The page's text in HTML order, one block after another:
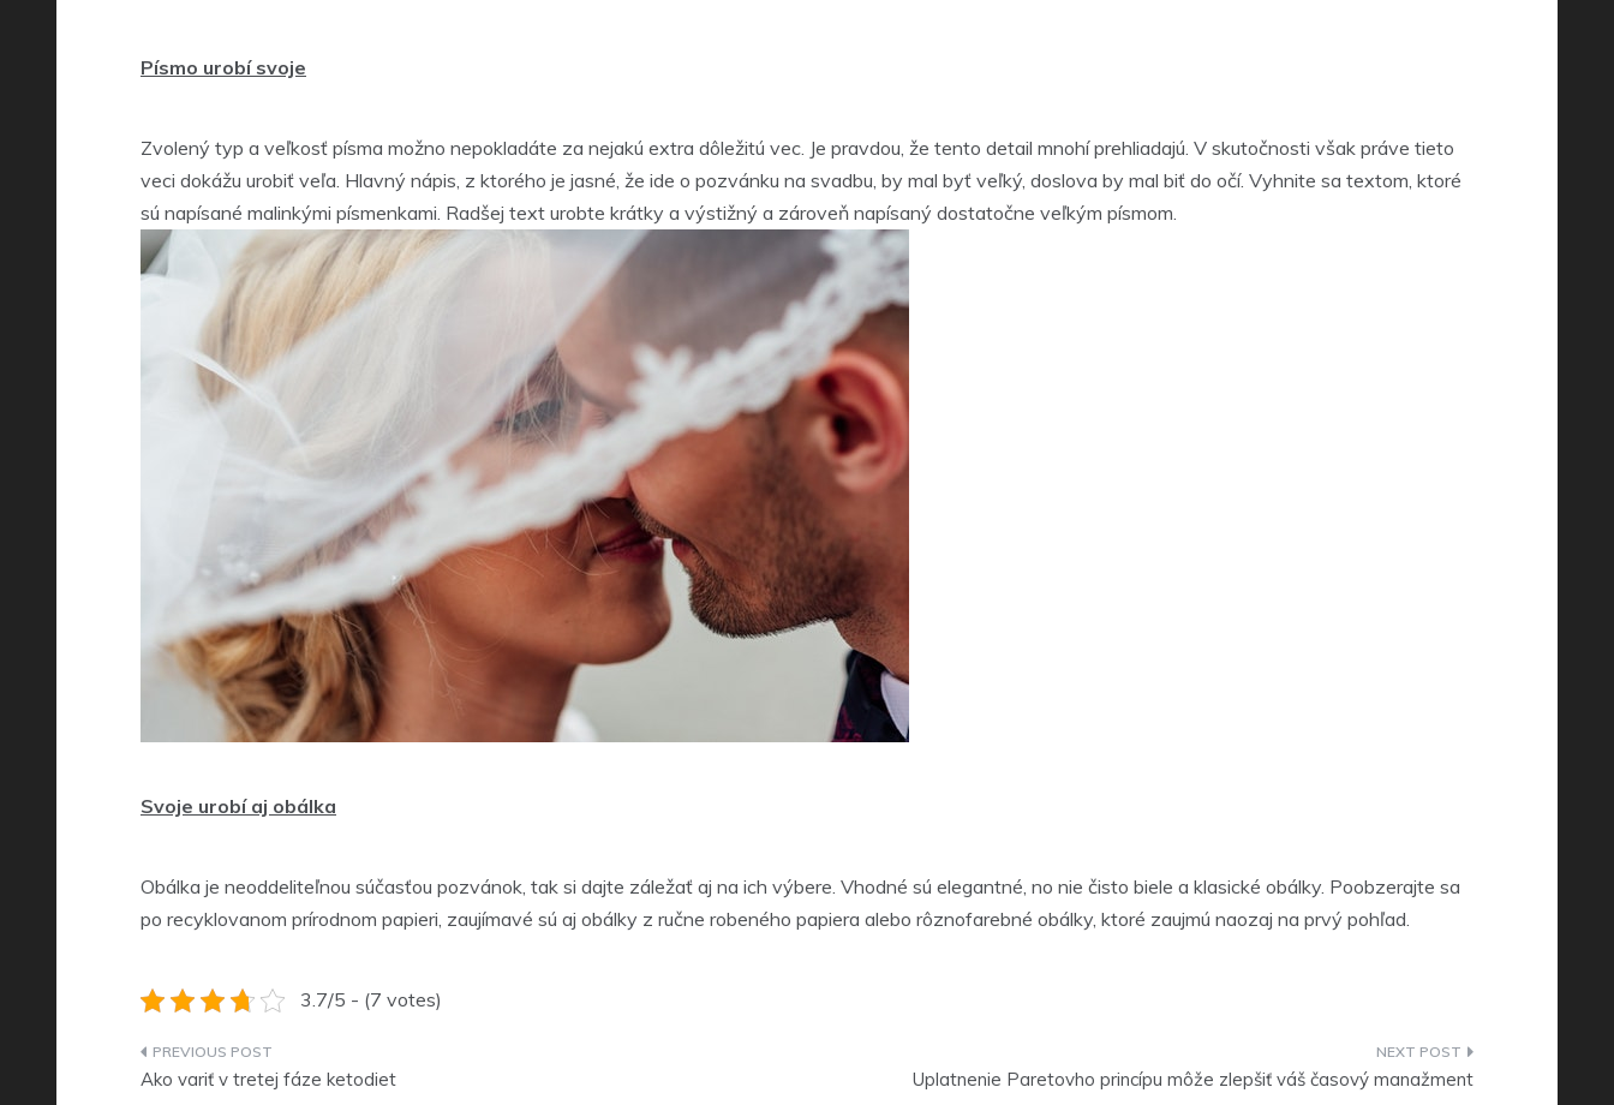
Písmo urobí svoje
Zvolený typ a veľkosť písma možno nepokladáte za nejakú extra dôležitú vec. Je pravdou, že tento detail mnohí prehliadajú. V skutočnosti však práve tieto
veci dokážu urobiť veľa. Hlavný nápis, z ktorého je jasné, že ide o pozvánku na svadbu, by mal byť veľký, doslova by mal biť do očí. Vyhnite sa textom, ktoré
sú napísané malinkými písmenkami. Radšej text urobte krátky a výstižný a zároveň napísaný dostatočne veľkým písmom.
Svoje urobí aj obálka
Obálka je neoddeliteľnou súčasťou pozvánok, tak si dajte záležať aj na ich výbere. Vhodné sú elegantné, no nie čisto biele a klasické obálky. Poobzerajte sa
po recyklovanom prírodnom papieri, zaujímavé sú aj obálky z ručne robeného papiera alebo rôznofarebné obálky, ktoré zaujmú naozaj na prvý pohľad.
3.7/5 - (7 votes)
Navigace
Ako variť v tretej fáze ketodiet Uplatnenie Paretovho princípu môže zlepšiť váš časový manažment